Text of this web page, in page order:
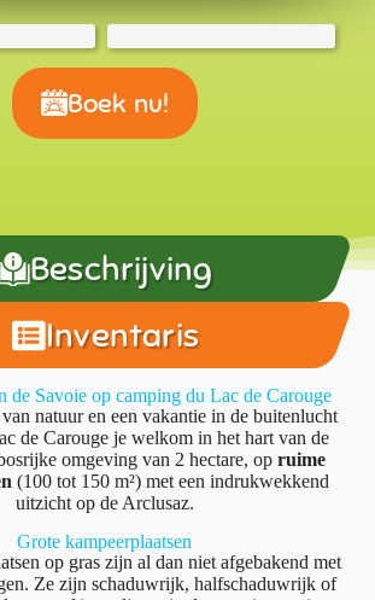
Boek nu!
Beschrijving
Inventaris
de Savoie op camping du Lac de Carouge
natuur en een vakantie in de buitenlucht
de Carouge je welkom in het hart van de
omgeving van 2 hectare, op ruime
(100 tot 150 m²) met een indrukwekkend
uitzicht op de Arclusaz.
Grote kampeerplaatsen
op gras zijn al dan niet afgebakend met
Ze zijn schaduwrijk, halfschaduwrijk of